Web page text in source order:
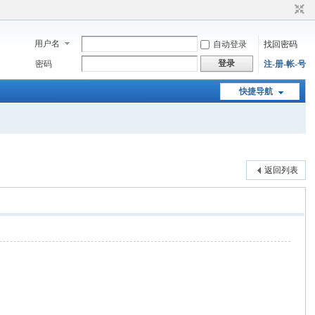
用户名 自动登录
找回密码
密码
登录 注-册-帐-号
快捷导航
返回列表